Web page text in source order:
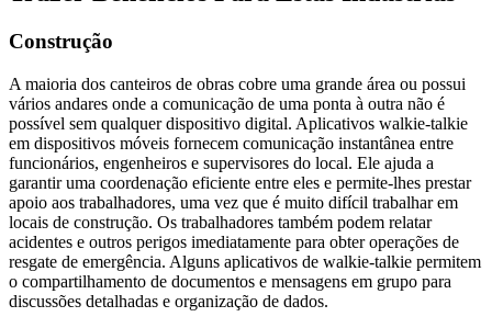
Construção
A maioria dos canteiros de obras cobre uma grande área ou possui
vários andares onde a comunicação de uma ponta à outra não é
possível sem qualquer dispositivo digital. Aplicativos walkie-talkie
em dispositivos móveis fornecem comunicação instantânea entre
funcionários, engenheiros e supervisores do local. Ele ajuda a
garantir uma coordenação eficiente entre eles e permite-lhes prestar
apoio aos trabalhadores, uma vez que é muito difícil trabalhar em
locais de construção. Os trabalhadores também podem relatar
acidentes e outros perigos imediatamente para obter operações de
resgate de emergência. Alguns aplicativos de walkie-talkie permitem
o compartilhamento de documentos e mensagens em grupo para
discussões detalhadas e organização de dados.